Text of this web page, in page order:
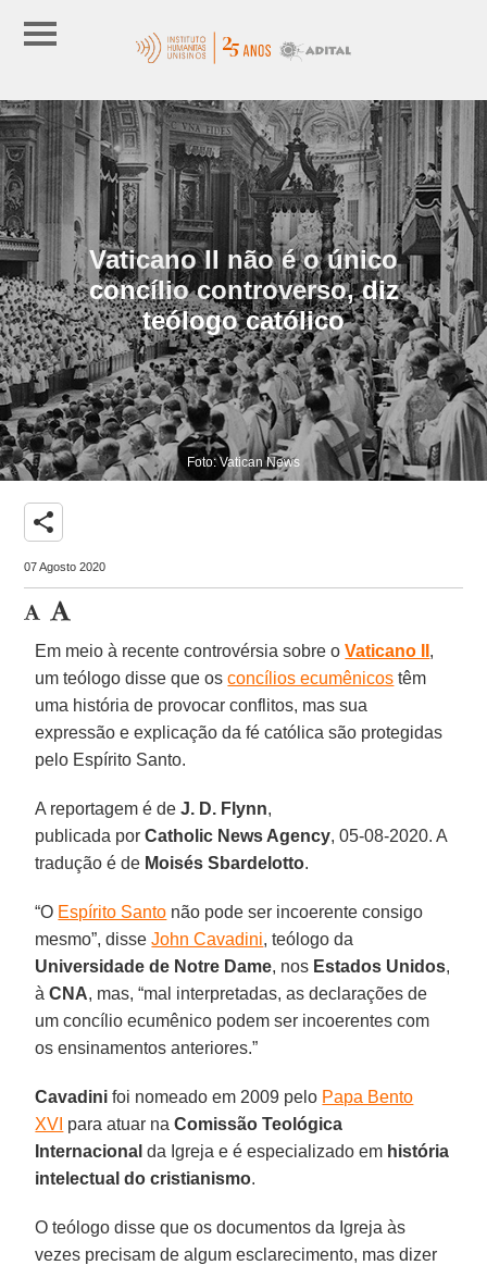
Vaticano II não é o único
concílio controverso, diz
teólogo católico
Foto: Vatican News
share
07 Agosto 2020
Em meio à recente controvérsia sobre oVaticano II ,
um teólogo disse que osconcílios ecumênicos têm
uma história de provocar conflitos, mas sua
expressão e explicação da fé católica são protegidas
pelo Espírito Santo.
A reportagem é deJ. D. Flynn,
publicada porCatholic News Agency, 05-08-2020. A
tradução é de Moisés Sbardelotto.
“O Espírito Santo não pode ser incoerente consigo
mesmo”, disseJohn Cavadini, teólogo da
Universidade de Notre Dame, nos Estados Unidos,
àCNA, mas, “mal interpretadas, as declarações de
um concílio ecumênico podem ser incoerentes com
os ensinamentos anteriores.”
Cavadini foi nomeado em 2009 pelo Papa Bento
XVI para atuar naComissão Teológica
Internacional da Igreja e é especializado em história
intelectual do cristianismo.
O teólogo disse que os documentos da Igreja às
vezes precisam de algum esclarecimento, mas dizer